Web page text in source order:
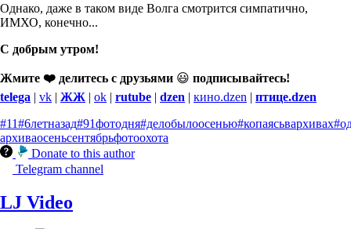
Однако, даже в таком виде Волга смотрится симпатично,
ИМХО, конечно...
С добрым утром!
Жмите ❤️ делитесь с друзьями 😃 подписывайтесь!
telega | vk | ЖЖ | ok | rutube | dzen | кино.dzen | птице.dzen
#11#6летназад#91фотодня#делобылоосенью#копаясьвархивах
архиваосеньсентябрьфотоохота
Donate to this author
Telegram channel
LJ Video